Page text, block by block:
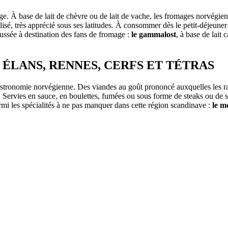
À base de lait de chèvre ou de lait de vache, les fromages
très apprécié sous ses latitudes. À consommer dès le petit-
à destination des fans de fromage : le gammalost, à base de lait
RENNES, CERFS ET TÉTRAS
norvégienne. Des viandes au goût prononcé auxquelles les
en sauce, en boulettes, fumées ou sous forme de steaks ou
les spécialités à ne pas manquer dans cette région scandinave : le